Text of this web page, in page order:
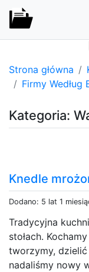
Strona główna
Firmy Według
Kategoria:
Knedle
Dodano: 5 lat 1
Tradycyjna
stołach.
tworzymy,
nadaliśmy nowy